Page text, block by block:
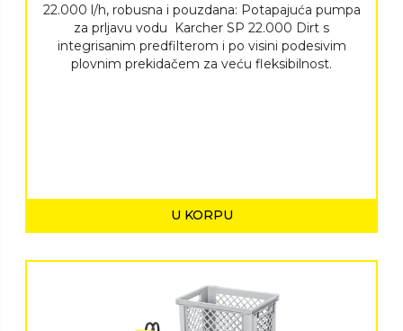
22.000 l/h, robusna i pouzdana: Potapajuća pumpa
za prljavu vodu Karcher SP 22.000 Dirt s
integrisanim predfilterom i po visini podesivim
plovnim prekidačem za veću fleksibilnost.
U KORPU